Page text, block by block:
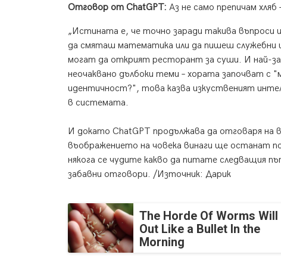
Отговор от ChatGPT: Аз не само препичам хляб
„Истината е, че точно заради такива въпроси
да смяташ математика или да пишеш служебни
могат да открият ресторант за суши. И най-
неочаквано дълбоки теми – хората започват
идентичност?", това казва изкуственият
в системата.
И докато ChatGPT продължава да отговаря на
въображението на човека винаги ще останат
някога се чудите какво да питате следващия
забавни отговори. /Източник: Дарик
The Horde Of Worms Will
Out Like a Bullet In the
Morning